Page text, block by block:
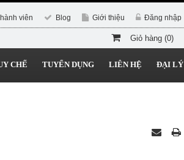
viên Blog Giới thiệu Đăng nhập
Giỏ hàng (0)
CHẾ TUYỂN DỤNG LIÊN HỆ ĐẠI LÝ